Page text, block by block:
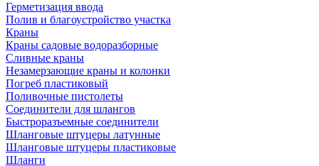
Герметизация ввода
Полив и благоустройство участка
Краны
Краны садовые водоразборные
Сливные краны
Незамерзающие краны и колонки
Погреб пластиковый
Поливочные пистолеты
Соединители для шлангов
Быстроразъемные соединители
Шланговые штуцеры латунные
Шланговые штуцеры пластиковые
Шланги